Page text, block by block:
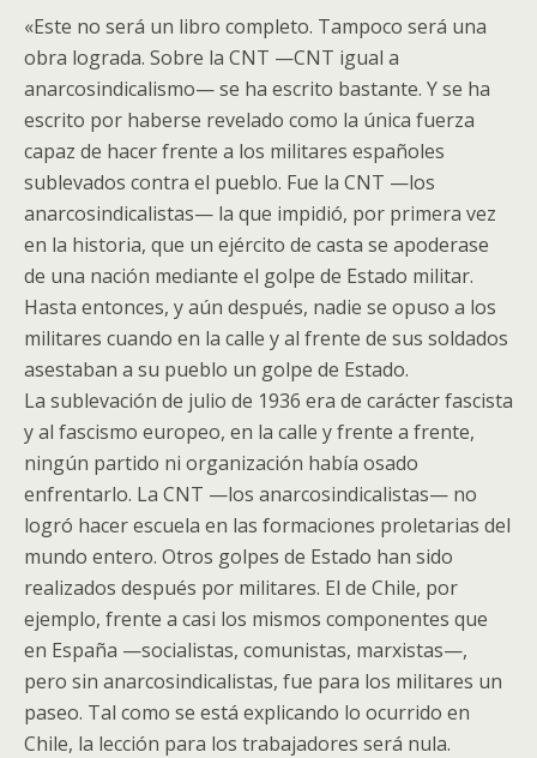
«Este no será un libro completo. Tampoco será una
obra lograda. Sobre la CNT —CNT igual a
anarcosindicalismo— se ha escrito bastante. Y se ha
escrito por haberse revelado como la única fuerza
capaz de hacer frente a los militares españoles
sublevados contra el pueblo. Fue la CNT —los
anarcosindicalistas— la que impidió, por primera vez
en la historia, que un ejército de casta se apoderase
de una nación mediante el golpe de Estado militar.
Hasta entonces, y aún después, nadie se opuso a los
militares cuando en la calle y al frente de sus soldados
asestaban a su pueblo un golpe de Estado.
La sublevación de julio de 1936 era de carácter fascista
y al fascismo europeo, en la calle y frente a frente,
ningún partido ni organización había osado
enfrentarlo. La CNT —los anarcosindicalistas— no
logró hacer escuela en las formaciones proletarias del
mundo entero. Otros golpes de Estado han sido
realizados después por militares. El de Chile, por
ejemplo, frente a casi los mismos componentes que
en España —socialistas, comunistas, marxistas—,
pero sin anarcosindicalistas, fue para los militares un
paseo. Tal como se está explicando lo ocurrido en
Chile, la lección para los trabajadores será nula.